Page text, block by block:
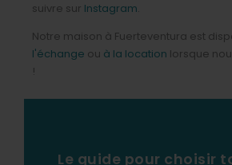
suivre sur Instagram
Notre maison à Fuerteventura est
l'échange ou à la location lorsque
!
Le guide pour choisir